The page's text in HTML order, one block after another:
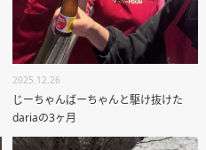
2025.12.26
じーちゃんばーちゃんと駆け抜けた
dariaの3ヶ月